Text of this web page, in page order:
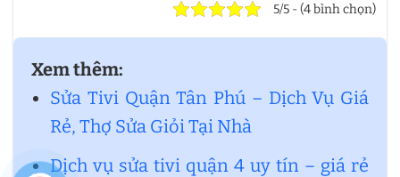
5/5 - (4 bình chọn)
Xem thêm:
Sửa Tivi Quận Tân Phú – Dịch Vụ Giá
Rẻ, Thợ Sửa Giỏi Tại Nhà
Dịch vụ sửa tivi quận 4 uy tín – giá rẻ